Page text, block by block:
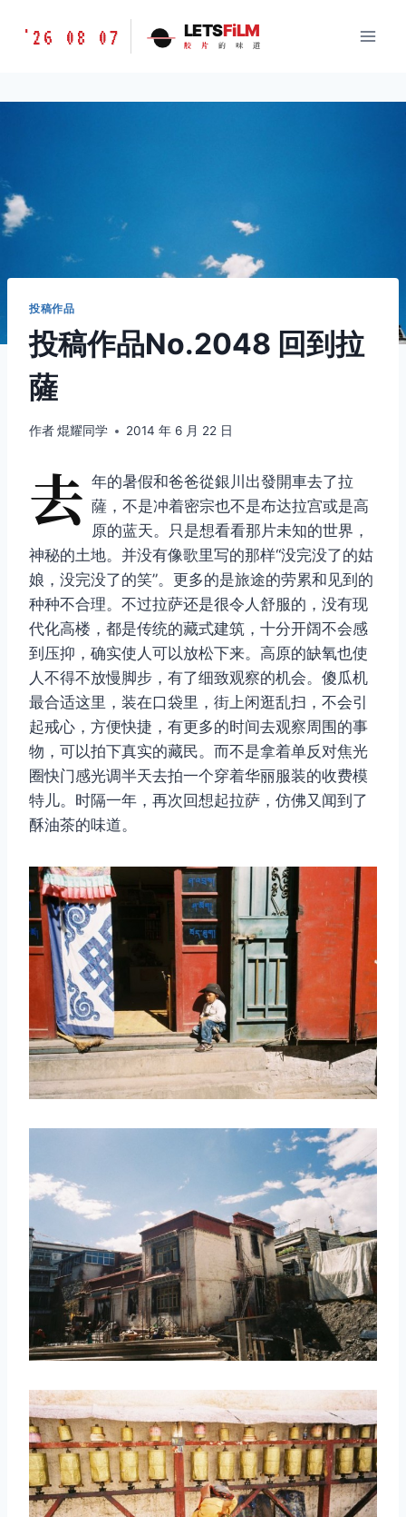
胶
味
'26 08 07 LETSFiLM
胶 片 的 味 道
投稿作品
投稿作品No.2048 回到拉
薩
作者焜耀同学 2014 年 6 月 22 日
去 年的暑假和爸爸從銀川出發開車去了拉
薩，不是冲着密宗也不是布达拉宫或是高
原的蓝天。只是想看看那片未知的世界，
神秘的土地。并没有像歌里写的那样“没完没了的姑
娘，没完没了的笑”。更多的是旅途的劳累和见到的
种种不合理。不过拉萨还是很令人舒服的，没有现
代化高楼，都是传统的藏式建筑，十分开阔不会感
到压抑，确实使人可以放松下来。高原的缺氧也使
人不得不放慢脚步，有了细致观察的机会。傻瓜机
最合适这里，装在口袋里，街上闲逛乱扫，不会引
起戒心，方便快捷，有更多的时间去观察周围的事
物，可以拍下真实的藏民。而不是拿着单反对焦光
圈快门感光调半天去拍一个穿着华丽服装的收费模
特儿。时隔一年，再次回想起拉萨，仿佛又闻到了
酥油茶的味道。